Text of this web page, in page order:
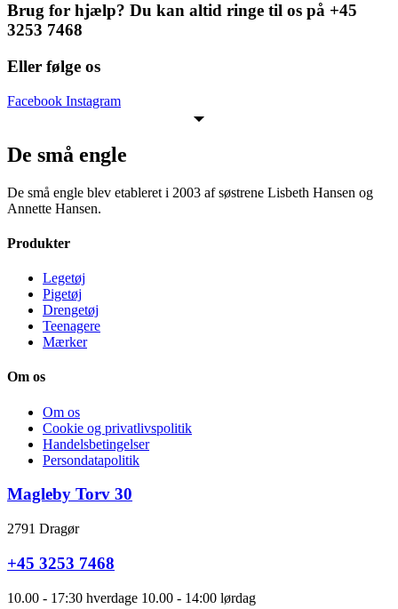
Brug for hjælp? Du kan altid ringe til os på +45
3253 7468
Eller følge os
Facebook Instagram
De små engle
De små engle blev etableret i 2003 af søstrene Lisbeth Hansen og
Annette Hansen.
Produkter
Legetøj
Pigetøj
Drengetøj
Teenagere
Mærker
Om os
Om os
Cookie og privatlivspolitik
Handelsbetingelser
Persondatapolitik
Magleby Torv 30
2791 Dragør
+45 3253 7468
10.00 - 17:30 hverdage 10.00 - 14:00 lørdag